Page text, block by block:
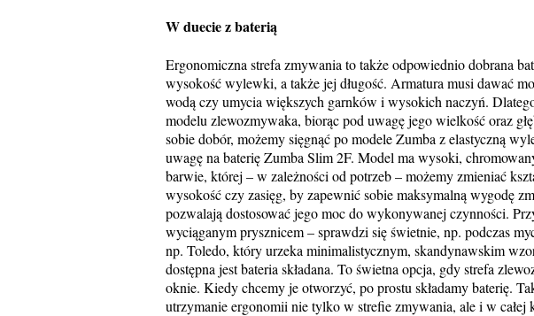
W duecie z baterią
Ergonomiczna strefa zmywania to także odpowiednio dobrana
wysokość wylewki, a także jej długość. Armatura musi dawać
wodą czy umycia większych garnków i wysokich naczyń.
modelu zlewozmywaka, biorąc pod uwagę jego wielkość oraz
sobie dobór, możemy sięgnąć po modele Zumba z elastyczną
uwagę na baterię Zumba Slim 2F. Model ma wysoki,
barwie, której – w zależności od potrzeb – możemy zmieniać
wysokość czy zasięg, by zapewnić sobie maksymalną wygodę
pozwalają dostosować jego moc do wykonywanej czynności.
wyciąganym prysznicem – sprawdzi się świetnie, np. podczas
np. Toledo, który urzeka minimalistycznym, skandynawskim
dostępna jest bateria składana. To świetna opcja, gdy strefa
oknie. Kiedy chcemy je otworzyć, po prostu składamy baterię.
utrzymanie ergonomii nie tylko w strefie zmywania, ale i w całej